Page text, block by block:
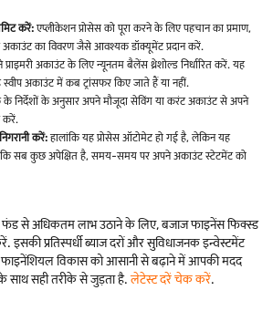
करें:एप्लीकेशन प्रोसेस को पूरा करने के लिए पहचान का प्रमाण,
का विवरण जैसे आवश्यक डॉक्यूमेंट प्रदान करें.
प्राइमरी अकाउंट के लिए न्यूनतम बैलेंस थ्रेशोल्ड निर्धारित करें. यह
स्वीप अकाउंट में कब ट्रांसफर किए जाते हैं या नहीं.
निर्देशों के अनुसार अपने मौजूदा सेविंग या करंट अकाउंट से अपने
करें.
करें:हालांकि यह प्रोसेस ऑटोमेट हो गई है, लेकिन यह
कि सब कुछ अपेक्षित है, समय-समय पर अपने अकाउंट स्टेटमेंट को
से अधिकतम लाभ उठाने के लिए, बजाज फाइनेंस फिक्स्ड
इसकी प्रतिस्पर्धी ब्याज दरों और सुविधाजनक इन्वेस्टमेंट
विकास को आसानी से बढ़ाने में आपकी मदद
साथ सही तरीके से जुड़ता है.लेटेस्ट दरें चेक करें.